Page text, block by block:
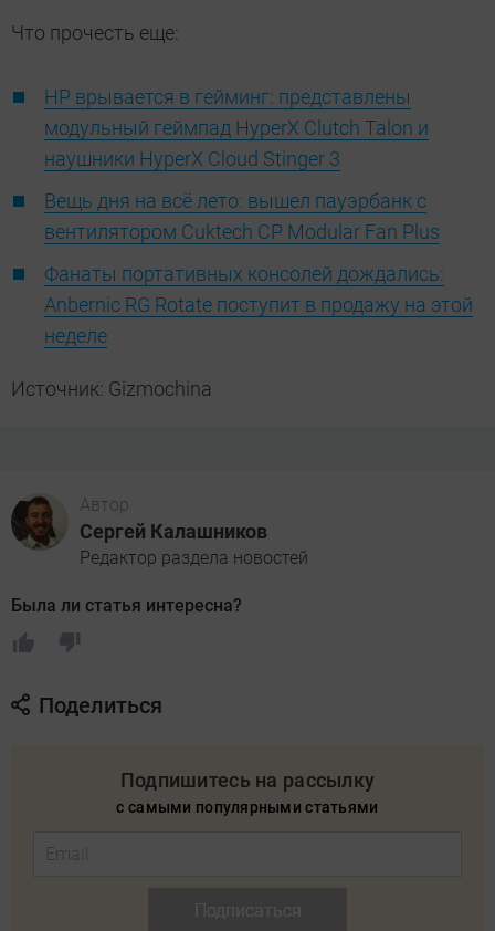
Что прочесть еще:
HP врывается в гейминг: представлены
модульный геймпад HyperX Clutch Talon и
наушники HyperX Cloud Stinger 3
Вещь дня на всё лето: вышел пауэрбанк с
вентилятором Cuktech CP Modular Fan Plus
Фанаты портативных консолей дождались:
Anbernic RG Rotate поступит в продажу на этой
неделе
Источник: Gizmochina
Автор
Сергей Калашников
Редактор раздела новостей
Была ли статья интересна?
Поделиться
Подпишитесь на рассылку
с самыми популярными статьями